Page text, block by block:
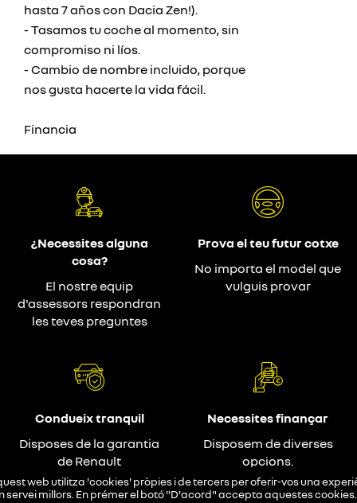
hasta 7 años con Dacia Zen!).
- Tasamos tu coche al momento, sin
compromiso ni líos.
- Cambio de nombre incluido, porque
nos gusta hacerte la vida fácil.
Financia
web utilitza 'cookies' pròpies i de tercers per oferir-vos una
servei millors. En prémer el botó "D'acord" accepta aquestes cookies.
¿Necessites alguna
cosa?
El nostre equip
d'assessors respondran
les teves preguntes
Prova el teu futur cotxe
No importa el model que
vulguis provar
Condueix tranquil
Disposes de la garantia
de Renault
Necessites finançar
Disposem de diverses
opcions.